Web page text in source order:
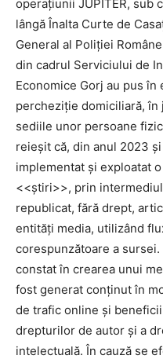
operațiunii JUPITER, sub
lângă Înalta Curte de
General al Poliției
din cadrul Serviciului de
Economice Gorj au pus
percheziție domiciliară,
sediile unor persoane
reieșit că, din anul 2023
implementat și exploatat
<<știri>>, prin
republicat, fără drept,
entități media, utilizând
corespunzătoare a
constat în crearea unui
fost generat conținut în
de trafic online și
drepturilor de autor și a
intelectuală. În cauză se